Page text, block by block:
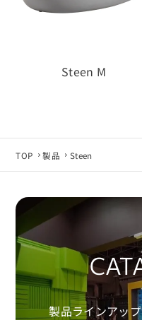
Steen M
TOP 製品 Steen
製品ラインアッ